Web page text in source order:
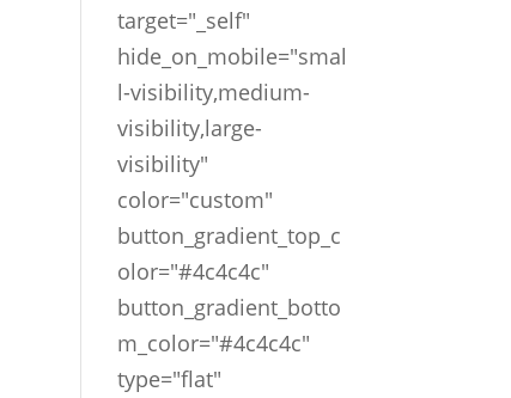
target="_self"
hide_on_mobile="smal
l-visibility,medium-
visibility,large-
visibility"
color="custom"
button_gradient_top_c
olor="#4c4c4c"
button_gradient_botto
m_color="#4c4c4c"
type="flat"